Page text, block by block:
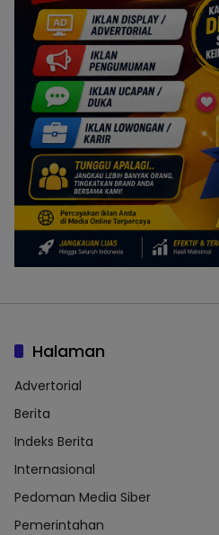
Halaman
Advertorial
Berita
Indeks Berita
Internasional
Pedoman Media Siber
Pemerintahan